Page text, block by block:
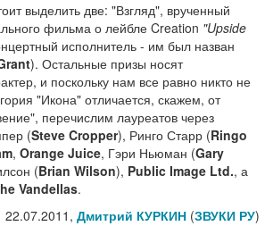
выделить две: "Взгляд", врученный
фильма о лейбле Creation "Upside
исполнитель - им был назван
). Остальные призы носят
и поскольку нам все равно никто не
"Икона" отличается, скажем, от
перечислим лауреатов через
(Steve Cropper), Ринго Старр (Ringo
, Orange Juice, Гэри Ньюман (Gary
(Brian Wilson), Public Image Ltd., а
Vandellas.
22.07.2011, Дмитрий КУРКИН (ЗВУКИ РУ)